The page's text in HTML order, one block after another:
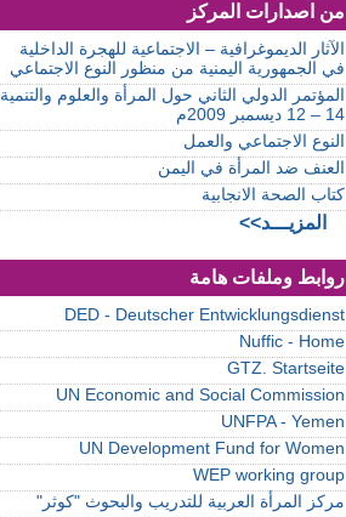
من اصدارات المركز
الآثار الديموغرافية – الاجتماعية للهجرة الداخلية
في الجمهورية اليمنية من منظور النوع الاجتماعي
المؤتمر الدولي الثاني حول المرأة والعلوم والتنمية
14 – 12 ديسمبر 2009م
النوع الاجتماعي والعمل
العنف ضد المرأة في اليمن
كتاب الصحة الانجابية
المزيـــد>>
روابط وملفات هامة
DED - Deutscher Entwicklungsdienst
Nuffic - Home
GTZ. Startseite
UN Economic and Social Commission
UNFPA - Yemen
UN Development Fund for Women
WEP working group
مركز المرأة العربية للتدريب والبحوث "كوثر"